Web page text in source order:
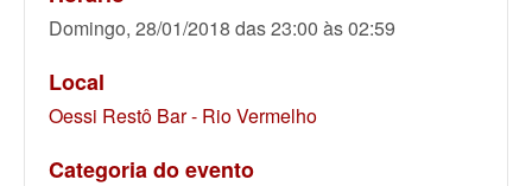
Domingo, 28/01/2018 das 23:00 às 02:59
Local
Oessi Restô Bar - Rio Vermelho
Categoria do evento